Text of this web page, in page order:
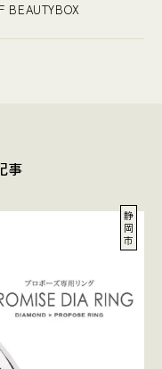
BEAUTYBOX
事
静
岡
市